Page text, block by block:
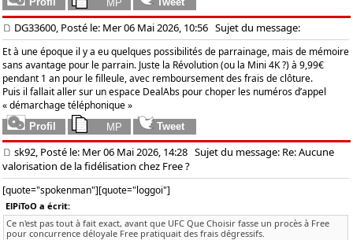
DG33600, Posté le: Mer 06 Mai 2026, 10:56 Sujet du message:
Et à une époque il y a eu quelques possibilités de parrainage, mais de mémoire
sans avantage pour le parrain. Juste la Révolution (ou la Mini 4K ?) à 9,99€
pendant 1 an pour le filleule, avec remboursement des frais de clôture.
Puis il fallait aller sur un espace DealAbs pour choper les numéros d’appel
« démarchage téléphonique »
sk92, Posté le: Mer 06 Mai 2026, 14:28 Sujet du message: Re: Aucune
valorisation de la fidélisation chez Free ?
[quote="spokenman"][quote="loggoi"]
ElPiToO a écrit:
Ce n'est pas tout à fait exact, avant que UFC Que Choisir fasse un procès à Free
pour concurrence déloyale Free pratiquait des frais dégressifs.